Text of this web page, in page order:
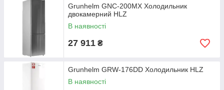
Grunhelm GNC-200MX Холодильник
двокамерний HLZ
В наявності
27 911 ₴
Grunhelm GRW-176DD Холодильник HLZ
В наявності